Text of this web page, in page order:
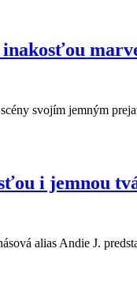
svojím jemným
i jemnou
alias Andie J.